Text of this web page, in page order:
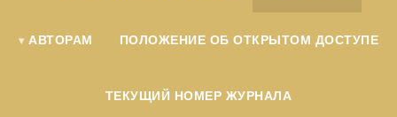
АВТОРАМ ПОЛОЖЕНИЕ ОБ ОТКРЫТОМ ДОСТУПЕ
ТЕКУЩИЙ НОМЕР ЖУРНАЛА